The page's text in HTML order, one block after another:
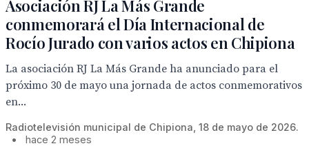
Asociación RJ La Más Grande
conmemorará el Día Internacional de
Rocío Jurado con varios actos en Chipiona
La asociación RJ La Más Grande ha anunciado para el
próximo 30 de mayo una jornada de actos conmemorativos
en...
Radiotelevisión municipal de Chipiona, 18 de mayo de 2026.
•
hace 2 meses